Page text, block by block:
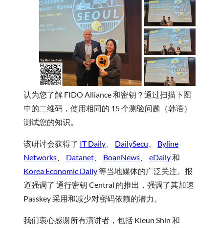
认为您了解 FIDO Alliance 和密钥？通过扫描下图
中的二维码，使用相同的 15 个测验问题（韩语）
测试您的知识。
该研讨会获得了 IT Daily DailySecu
Byline
Networks
Datanet BoanNews eDaily和
Korea Economic Daily等当地媒体的广泛关注。报
道强调了 通行密钥 Central 的推出，强调了其加速
Passkey 采用和减少对密码依赖的潜力。
我们衷心感谢所有演讲者，包括 Kieun Shin 和